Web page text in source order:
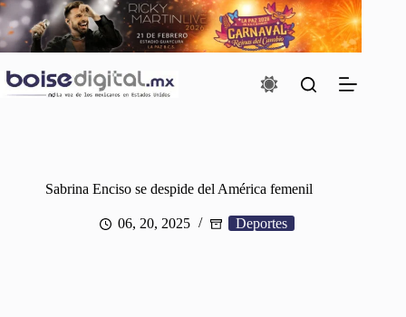
Saltar
al
contenido
Sabrina Enciso se despide del América femenil
06, 20, 2025 Deportes